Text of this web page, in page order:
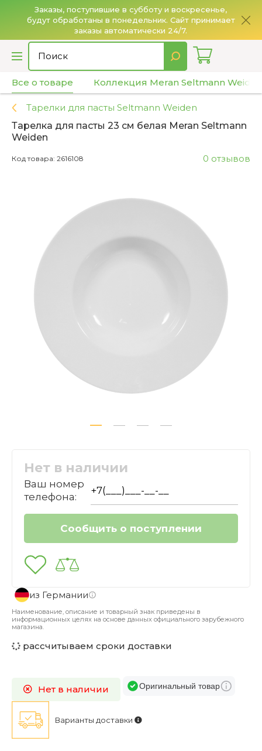
Заказы, поступившие в субботу и воскресенье,
будут обработаны в понедельник. Сайт принимает
заказы автоматически 24/7.
Все о товаре Коллекция Meran Seltmann Weiden
Тарелки для пасты Seltmann Weiden
Тарелка для пасты 23 см белая Meran Seltmann
Weiden
0 отзывов
Код товара: 2616108
Нет в наличии
Ваш номер
телефона:
из Германии
Наименование, описание и товарный знак приведены в
информационных целях на основе данных официального зарубежного
магазина.
рассчитываем сроки доставки
Варианты доставки
Нет в наличии Оригинальный товар